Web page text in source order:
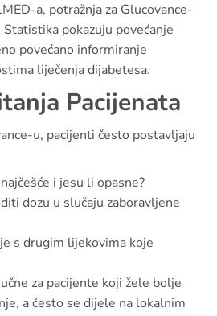
a, potražnja za Glucovance-
pokazuju povećanje
povećano informiranje
liječenja dijabetesa.
Pacijenata
u, pacijenti često postavljaju
i jesu li opasne?
dozu u slučaju zaboravljene
s drugim lijekovima koje
za pacijente koji žele bolje
a često se dijele na lokalnim